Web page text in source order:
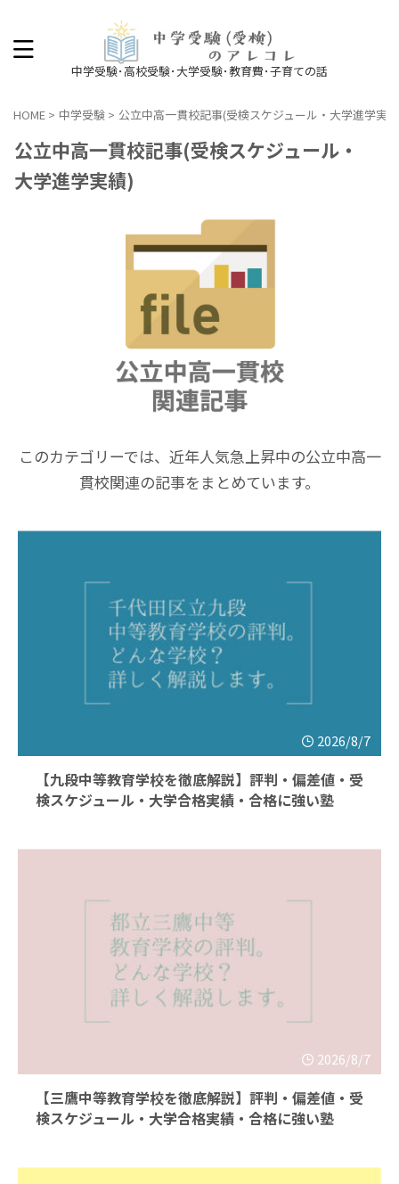
中学受験･高校受験･大学受験･教育費･子育ての話
HOME > 中学受験 > 公立中高一貫校記事(受検スケジュール・大学進学実
公立中高一貫校記事(受検スケジュール・
大学進学実績)
このカテゴリーでは、近年人気急上昇中の公立中高一
貫校関連の記事をまとめています。
2026/8/7
【九段中等教育学校を徹底解説】評判・偏差値・受
検スケジュール・大学合格実績・合格に強い塾
2026/8/7
【三鷹中等教育学校を徹底解説】評判・偏差値・受
検スケジュール・大学合格実績・合格に強い塾